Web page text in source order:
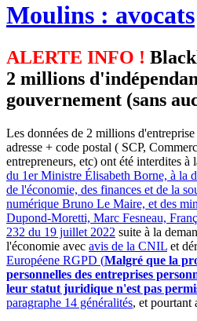
Moulins : avocats
ALERTE INFO !
2 millions
gouvernement (sans
Les données de 2 millions
adresse + code postal ( SCP,
entrepreneurs, etc) ont été interdites
du 1er Ministre Élisabeth Borne, à la
de l'économie, des finances et de la
numérique Bruno Le Maire, et des
Dupond-Moretti, Marc Fesneau,
232 du 19 juillet 2022 suite à la
l'économie avec avis de la CNIL et
Européene RGPD (Malgré que la
personnelles des entreprises
leur statut juridique n'est pas
paragraphe 14 généralités, et pourtant